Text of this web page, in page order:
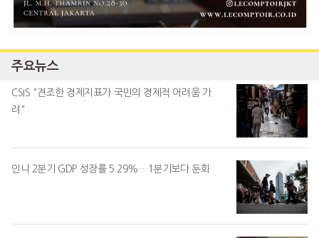
주요뉴스
CSIS "견조한 경제지표가 국민의 경제적 어려움 가
려"
인니 2분기 GDP 성장률 5.29%…1분기보다 둔화